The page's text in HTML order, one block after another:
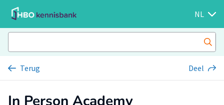
NL
Terug Deel
In Person Academy